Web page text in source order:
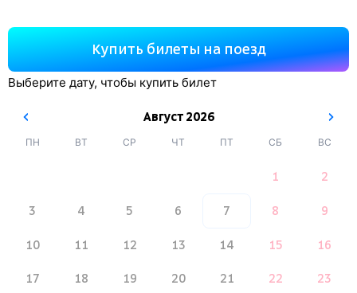
Купить билеты на поезд
Выберите дату, чтобы купить билет
Август2026
ПН ВТ СР ЧТ ПТ СБ ВС
1 2
3 4 5 6 7 8 9
10 11 12 13 14 15 16
17 18 19 20 21 22 23